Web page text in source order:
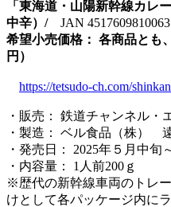
「東海道・山陽新幹線カレ
中辛）/JAN 4517609810063
希望小売価格： 各商品とも
円）
https://tetsudo-ch.com/
・販売： 鉄道チャンネル・
・製造： ベル食品（株）
・発売日： 2025年５月中旬
・内容量： 1人前200ｇ
※歴代の新幹線車両のトレ
けとして各パッケージ内に